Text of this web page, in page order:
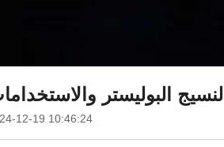
البوليستر
12-19 10:46:24